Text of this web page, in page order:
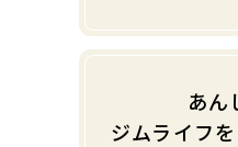
あん
ジムライフ